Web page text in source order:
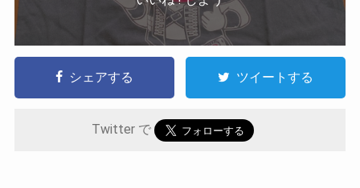
シェアする ツイートする
Twitter で